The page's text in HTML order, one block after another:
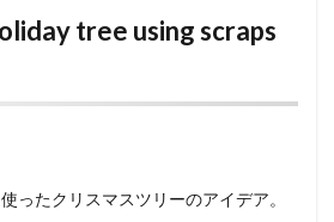
tree using scraps
ったクリスマスツリーのアイデア。